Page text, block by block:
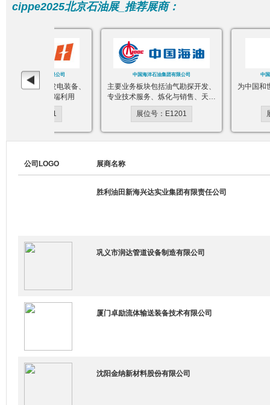
cippe2025北京石油展_推荐展商：
石油装备技术有限公司
制造、燃气发电装备、
理工程、终端利用
中国海洋石油集团有限公司
主要业务板块包括油气勘探开发、
专业技术服务、炼化与销售、天然
气及发电、金融服务
展位号：E1201
中国石
为中国和世
展
公司LOGO 展商名称
胜利油田新海兴达实业集团有限责任公司
巩义市润达管道设备制造有限公司
厦门卓励流体输送装备技术有限公司
沈阳金纳新材料股份有限公司